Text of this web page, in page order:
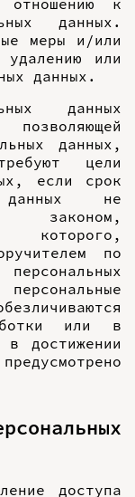
отношению к
данных.
меры и/или
или
данных.
данных
данных,
цели
если срок
данных не
законом,
по
или в
в достижении
доступа